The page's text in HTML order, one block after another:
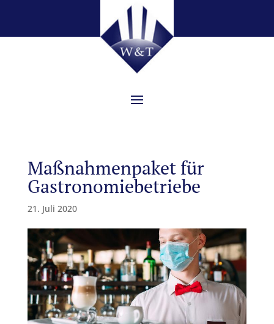
Maßnahmenpaket für
Gastronomiebetriebe
21. Juli 2020